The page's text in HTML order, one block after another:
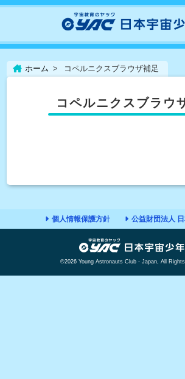
ホーム コペルニクスブラウザ補足
コペルニクスブラウ
個人情報保護方針 公益財団法人
©2026 Young Astronauts Club - Japan, All